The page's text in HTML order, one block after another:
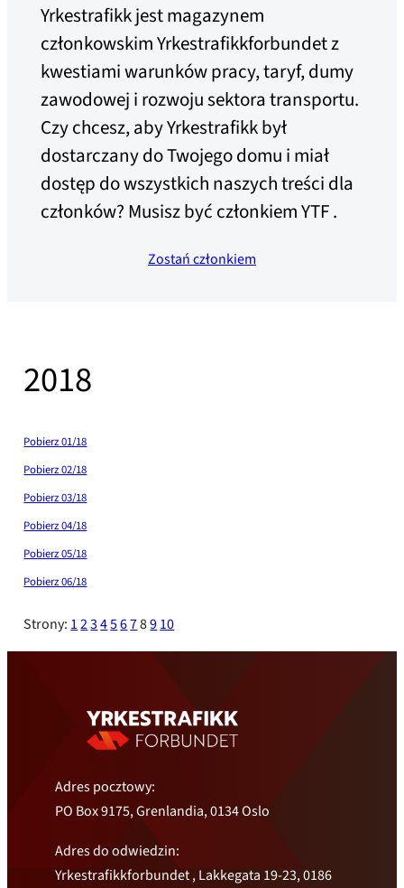
Yrkestrafikk jest magazynem
członkowskim Yrkestrafikkforbundet z
kwestiami warunków pracy, taryf, dumy
zawodowej i rozwoju sektora transportu.
Czy chcesz, aby Yrkestrafikk był
dostarczany do Twojego domu i miał
dostęp do wszystkich naszych treści dla
członków? Musisz być członkiem YTF .
Zostań członkiem
2018
Pobierz 01/18
Pobierz 02/18
Pobierz 03/18
Pobierz 04/18
Pobierz 05/18
Pobierz 06/18
Strony: 12345678910
Adres pocztowy:
PO Box 9175, Grenlandia, 0134 Oslo
Adres do odwiedzin:
Yrkestrafikkforbundet , Lakkegata 19-23, 0186